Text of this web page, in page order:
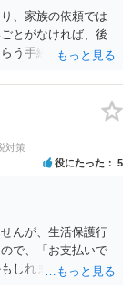
、家族の依頼では
とがなければ、後
う手続をすすめた
対策
役にたった 5
んが、生活保護行
で、「お支払いで
しれません。 通報